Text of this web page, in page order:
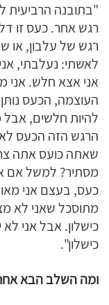
"בתובנה
רגש אחר. כעס זו
רגש של עלבון, או
לאשתי: נעלבתי,
אני אצא חלש. אני
העוצמה, הכעס
להיות חלשים,
הרגש הזה הכעס
שאתה כועס אתה
מסתיר? למשל אם
כעס, בעצם אני
מתוסכל שאני לא
כישלון. אבל אני לא
כישלון".
ומה השלב הבא